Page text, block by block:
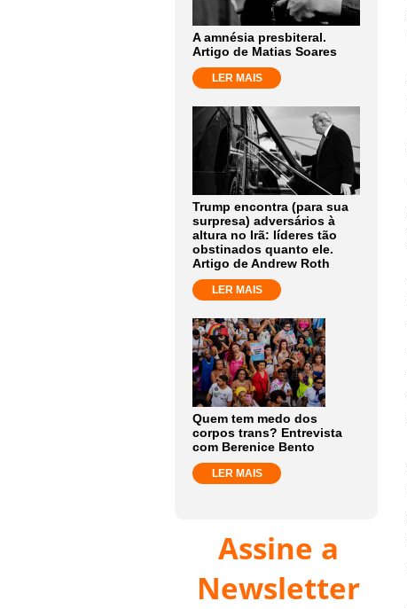
A amnésia presbiteral.
Artigo de Matias Soares
LER MAIS
Trump encontra (para sua
surpresa) adversários à
altura no Irã: líderes tão
obstinados quanto ele.
Artigo de Andrew Roth
LER MAIS
Quem tem medo dos
corpos trans? Entrevista
com Berenice Bento
LER MAIS
Assine a
Newsletter